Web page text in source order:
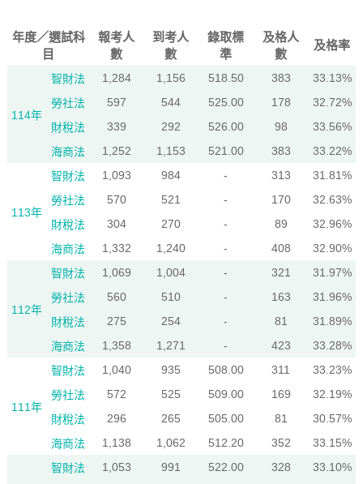
年度／選試科
目
報考人
數
到考人
數
錄取標
準
及格人
數
及格率
114年
智財法 1,284 1,156 518.50 383
33.13%
勞社法
597 544 525.00 178
32.72%
財稅法
339 292 526.00 98
33.56%
海商法
1,252 1,153 521.00 383 33.22%
113年
智財法 1,093 984 - 313
31.81%
勞社法
570 521 - 170
32.63%
財稅法
304 270 - 89
32.96%
海商法
1,332 1,240 - 408 32.90%
112年
智財法 1,069 1,004 - 321
31.97%
勞社法
560 510 - 163
31.96%
財稅法
275 254 - 81
31.89%
海商法
1,358 1,271 - 423 33.28%
111年
智財法 1,040 935 508.00 311
33.23%
勞社法
572 525 509.00 169
32.19%
財稅法
296 265 505.00 81
30.57%
海商法
1,138 1,062 512.20 352 33.15%
智財法 1,053 991 522.00 328
33.10%